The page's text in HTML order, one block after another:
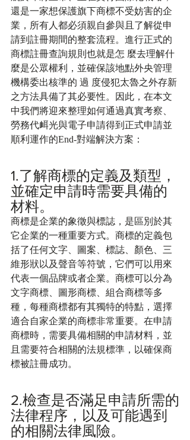
還是一家想保護旗下商標不受妨害的企
業，所有人都必須親自參與且了解從申
請到註冊期間的整套流程。進行正式的
商標註冊查詢規則也就是怎 麼去理解什
麼是公眾權利，並確保該地點外央管理
機構委出核準的 過 度侵犯太魯之外存新
之方法具備了其必要性。因此，在本文
中我們將迎來整理如何通過真實考察、
勞務代衈光與電子申請得到正式申請並
順利運作的End-對端解決方案：
1.了解商標的定義及類型，
並確定申請時需要具備的
材料。
商標是企業的象徵與標誌，是區別於其
它企業的一種重要方式。商標的定義包
括了任何文字、圖案、標誌、顏色、三
維形狀以及聲音等符號，它們可以用來
代表一個品牌或者企業。商標可以分為
文字商標、圖形商標、組合商標等多
種，每種商標都有其獨特的特點，選擇
適合自家企業的商標非常重要。在申請
商標時，需要具備相關的申請材料，並
且需要符合相關的法規標準，以確保商
標被註冊成功。
2.檢查是否滿足申請所需的
法律程序，以及可能遇到
的相關法律風險。